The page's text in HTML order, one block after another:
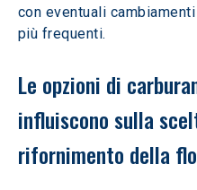
con eventuali
più frequenti.
Le opzioni di
influiscono sulla
rifornimento della